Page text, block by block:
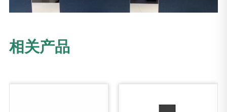
相关产品